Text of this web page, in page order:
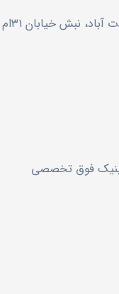
تهران، سعادت آباد، بلوار اصلی سعادت آباد، نبش خیابان ۳۱ام
فوق تخصصی